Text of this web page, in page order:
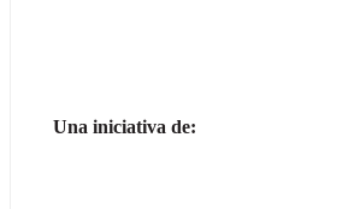
Una iniciativa de: